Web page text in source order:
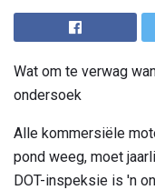
Wat om te verwag
ondersoek
Alle kommersiële
pond weeg, moet
DOT-inspeksie is 'n